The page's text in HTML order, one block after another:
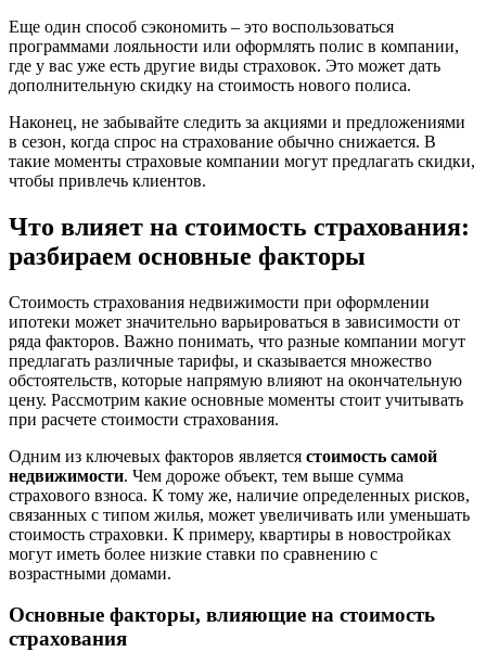
Еще один способ сэкономить – это воспользоваться
программами лояльности или оформлять полис в компании,
где у вас уже есть другие виды страховок. Это может дать
дополнительную скидку на стоимость нового полиса.
Наконец, не забывайте следить за акциями и предложениями
в сезон, когда спрос на страхование обычно снижается. В
такие моменты страховые компании могут предлагать скидки,
чтобы привлечь клиентов.
Что влияет на стоимость страхования:
разбираем основные факторы
Стоимость страхования недвижимости при оформлении
ипотеки может значительно варьироваться в зависимости от
ряда факторов. Важно понимать, что разные компании могут
предлагать различные тарифы, и сказывается множество
обстоятельств, которые напрямую влияют на окончательную
цену. Рассмотрим какие основные моменты стоит учитывать
при расчете стоимости страхования.
Одним из ключевых факторов является стоимость самой
недвижимости. Чем дороже объект, тем выше сумма
страхового взноса. К тому же, наличие определенных рисков,
связанных с типом жилья, может увеличивать или уменьшать
стоимость страховки. К примеру, квартиры в новостройках
могут иметь более низкие ставки по сравнению с
возрастными домами.
Основные факторы, влияющие на стоимость
страхования